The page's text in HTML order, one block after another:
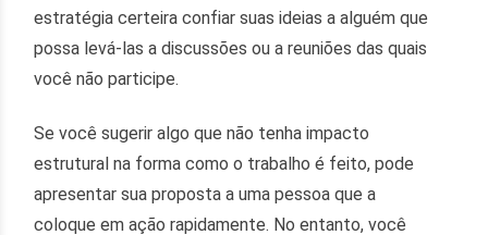
estratégia certeira confiar suas ideias a alguém que
possa levá-las a discussões ou a reuniões das quais
você não participe.
Se você sugerir algo que não tenha impacto
estrutural na forma como o trabalho é feito, pode
apresentar sua proposta a uma pessoa que a
coloque em ação rapidamente. No entanto, você